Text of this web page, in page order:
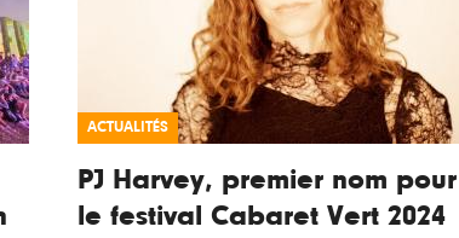
ACTUALITÉS
PJ Harvey, premier nom pour
le festival Cabaret Vert 2024